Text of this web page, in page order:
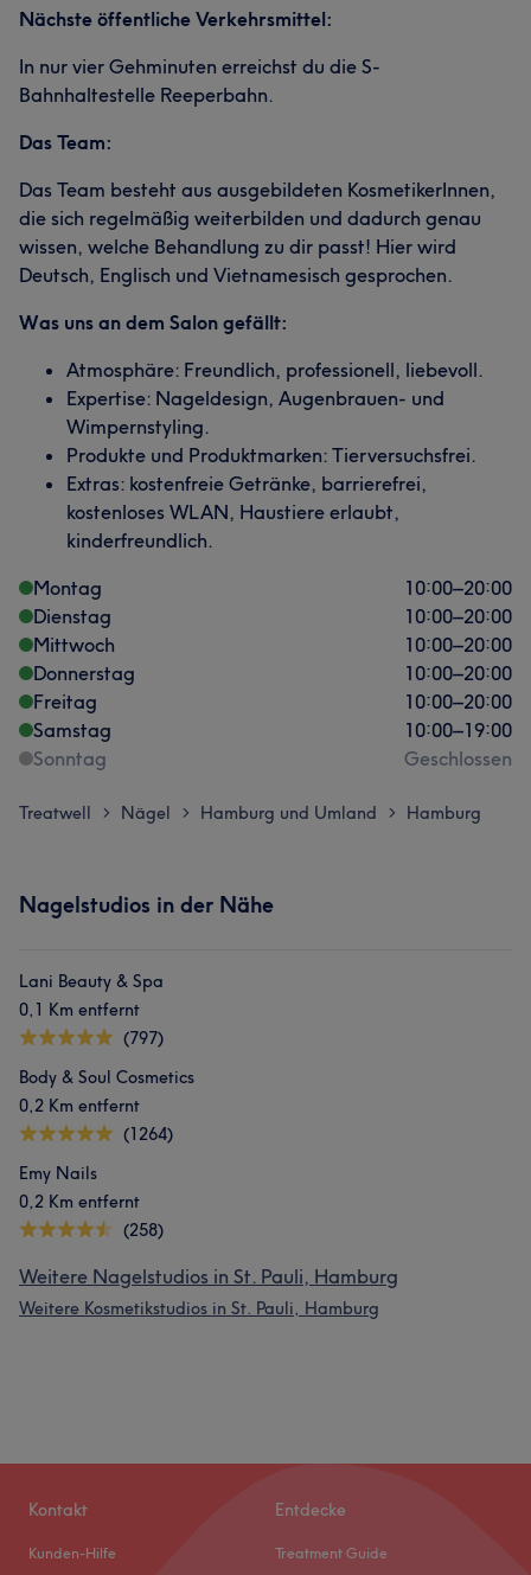
Nächste öffentliche Verkehrsmittel:
In nur vier Gehminuten erreichst du die S-
Bahnhaltestelle Reeperbahn.
Das Team:
Das Team besteht aus ausgebildeten KosmetikerInnen,
die sich regelmäßig weiterbilden und dadurch genau
wissen, welche Behandlung zu dir passt! Hier wird
Deutsch, Englisch und Vietnamesisch gesprochen.
Was uns an dem Salon gefällt:
Atmosphäre: Freundlich, professionell, liebevoll.
Expertise: Nageldesign, Augenbrauen- und
Wimpernstyling.
Produkte und Produktmarken: Tierversuchsfrei.
Extras: kostenfreie Getränke, barrierefrei,
kostenloses WLAN, Haustiere erlaubt,
kinderfreundlich.
Montag
10:00–20:00
Dienstag
10:00–20:00
Mittwoch
10:00–20:00
Donnerstag
10:00–20:00
Freitag
10:00–20:00
Samstag
10:00–19:00
Sonntag
Geschlossen
Treatwell > Nägel > Hamburg und Umland > Hamburg
Nagelstudios in der Nähe
Lani Beauty & Spa
0,1 Km entfernt
(797)
Body & Soul Cosmetics
0,2 Km entfernt
(1264)
Emy Nails
0,2 Km entfernt
(258)
Weitere Nagelstudios in St. Pauli, Hamburg
Weitere Kosmetikstudios in St. Pauli, Hamburg
Kontakt
Kunden-Hilfe
Entdecke
Treatment Guide